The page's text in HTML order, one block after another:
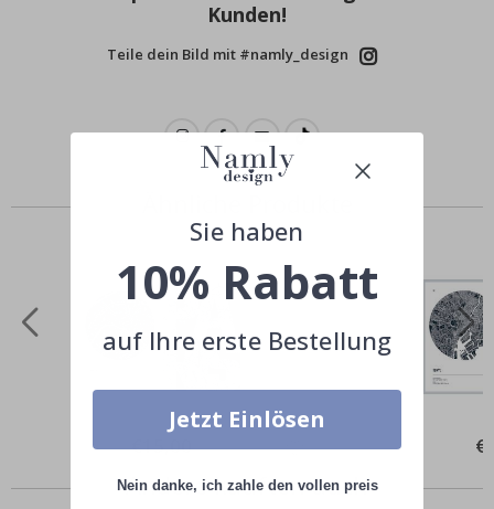
Kunden!
Teile dein Bild mit #namly_design
Price
€15,00
Andere kauften auch
Sie haben
10% Rabatt
auf Ihre erste Bestellung
Jetzt Einlösen
Nein danke, ich zahle den vollen preis